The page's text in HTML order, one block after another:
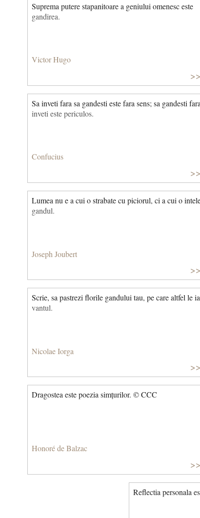
Suprema putere stapanitoare a geniului omenesc este
gandirea.
Victor Hugo
Sa inveti fara sa gandesti este fara sens; sa gandesti
inveti este periculos.
Confucius
Lumea nu e a cui o strabate cu piciorul, ci a cui o
gandul.
Joseph Joubert
Scrie, sa pastrezi florile gandului tau, pe care altfel le ia
vantul.
Nicolae Iorga
Dragostea este poezia simțurilor. © CCC
Honoré de Balzac
Reflectia personala